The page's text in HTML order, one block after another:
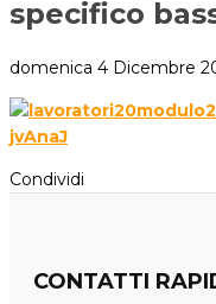
specifico
domenica 4 Dicembre
Condividi
CONTATTI